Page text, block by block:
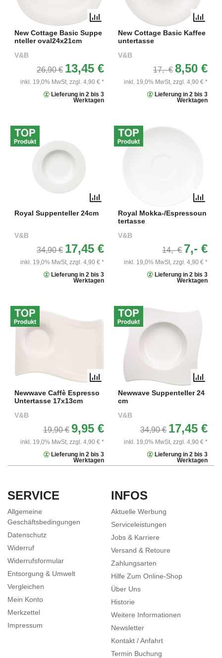
New Cottage Basic Suppe
nteller oval24x21cm
V&B
26,90 € 13,45 €
inkl. 19,0% MwSt, zzgl. 4,90 € *
Lieferung in 2 bis 3
Werktagen
New Cottage Basic Kaffee
untertasse
V&B
17,- € 8,50 €
inkl. 19,0% MwSt, zzgl. 4,90 € *
Lieferung in 2 bis 3
Werktagen
Royal Suppenteller 24cm
V&B
34,90 € 17,45 €
inkl. 19,0% MwSt, zzgl. 4,90 € *
Lieferung in 2 bis 3
Werktagen
Royal Mokka-/Espressoun
tertasse
V&B
14,- € 7,- €
inkl. 19,0% MwSt, zzgl. 4,90 € *
Lieferung in 2 bis 3
Werktagen
Newwave Caffè Espresso
Untertasse 17x13cm
V&B
19,90 € 9,95 €
inkl. 19,0% MwSt, zzgl. 4,90 € *
Lieferung in 2 bis 3
Werktagen
Newwave Suppenteller 24
cm
V&B
34,90 € 17,45 €
inkl. 19,0% MwSt, zzgl. 4,90 € *
Lieferung in 2 bis 3
Werktagen
SERVICE
Allgemeine
Geschäftsbedingungen
Datenschutz
Widerruf
Widerrufsformular
Entsorgung & Umwelt
Vergleichen
Mein Konto
Merkzettel
Impressum
INFOS
Aktuelle Werbung
Serviceleistungen
Jobs & Karriere
Versand & Retoure
Zahlungsarten
Hilfe Zum Online-Shop
Über Uns
Historie
Weitere Informationen
Newsletter
Kontakt / Anfahrt
Termin Buchung